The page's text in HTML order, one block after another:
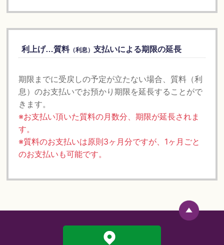
利上げ…質料（利息） 支払いによる期限の延長
期限までに受戻しの予定が立たない場合、質料（利
息）のお支払いでお預かり期限を延長することがで
きます。
※お支払い頂いた質料の月数分、期限が延長されま
す。
※質料のお支払いは原則3ヶ月分ですが、1ヶ月ごと
のお支払いも可能です。